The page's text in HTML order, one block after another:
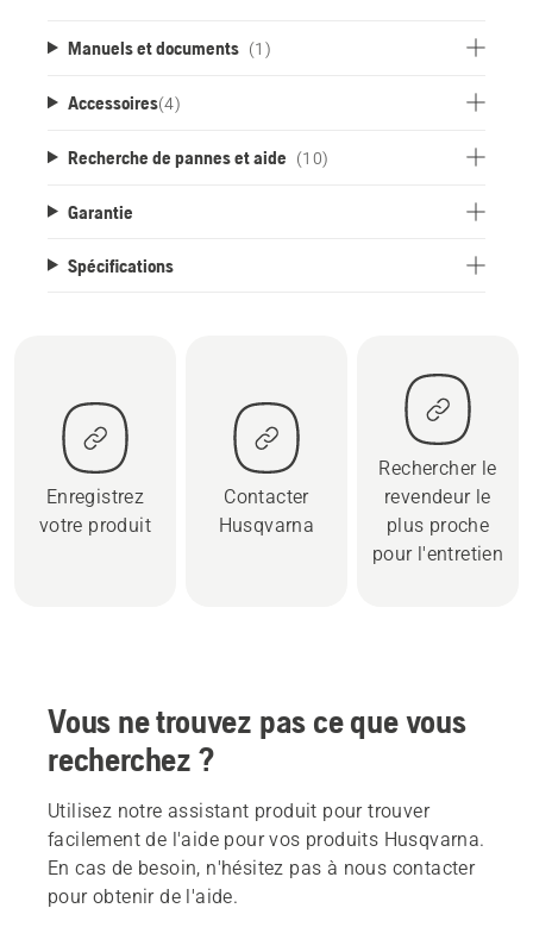
Manuels et documents (1)
Accessoires(4)
Recherche de pannes et aide (10)
Garantie
Spécifications
Enregistrez
votre produit
Contacter
Husqvarna
Rechercher le
revendeur le
plus proche
pour l'entretien
Vous ne trouvez pas ce que vous
recherchez ?
Utilisez notre assistant produit pour trouver
facilement de l'aide pour vos produits Husqvarna.
En cas de besoin, n'hésitez pas à nous contacter
pour obtenir de l'aide.